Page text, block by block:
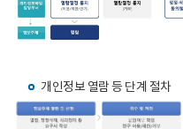
개인정보 열람 등 단계 절차